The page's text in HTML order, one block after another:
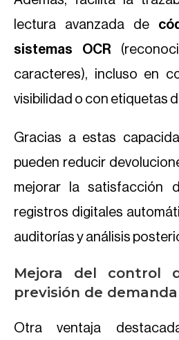
lectura avanzada de
sistemas OCR
caracteres), incluso en
visibilidad o con etiquetas
Gracias a estas
pueden reducir
mejorar la satisfacción
registros digitales
auditorías y análisis
Mejora del control
previsión de demanda
Otra ventaja